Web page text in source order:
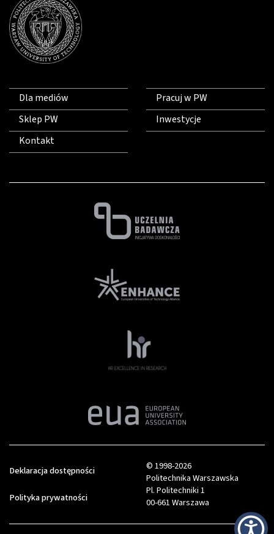
Dla mediów
Sklep PW
Kontakt
Pracuj w PW
Inwestycje
© 1998-2026
Politechnika Warszawska
Pl. Politechniki 1
00-661 Warszawa
Deklaracja dostępności
Polityka prywatności